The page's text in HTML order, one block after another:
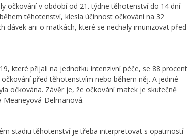
očkování v období od 21. týdne těhotenství do 14 dní
těhotenství, klesla účinnost očkování na 32
dávek ani o matkách, které se nechaly imunizovat před
které přijali na jednotku intenzivní péče, se 88 procent
před těhotenstvím nebo během něj. A jediné
očkována. Závěr je, že očkování matek je skutečně
Delmanová.
stadiu těhotenství je třeba interpretovat s opatrností